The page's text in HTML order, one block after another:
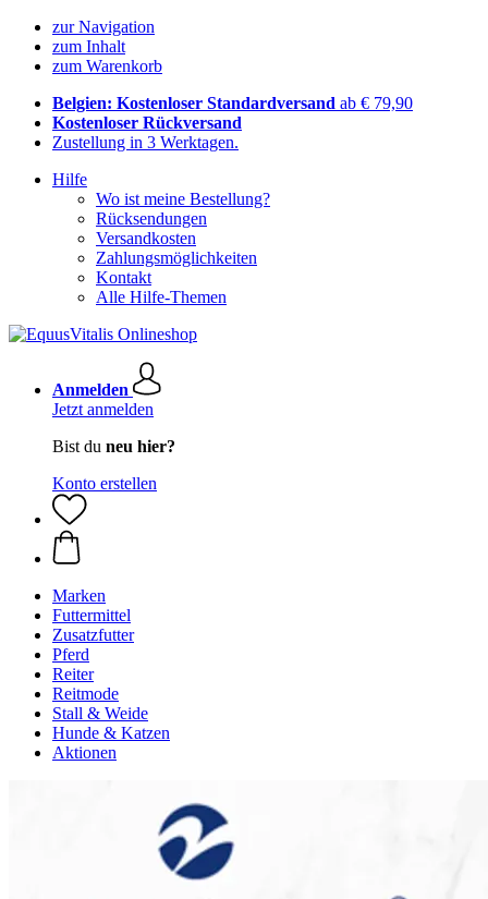
zur Navigation
zum Inhalt
zum Warenkorb
Belgien: Kostenloser Standardversand ab € 79,90
Kostenloser Rückversand
Zustellung in 3 Werktagen.
Hilfe
Wo ist meine Bestellung?
Rücksendungen
Versandkosten
Zahlungsmöglichkeiten
Kontakt
Alle Hilfe-Themen
Anmelden
Jetzt anmelden
Bist du neu hier?
Konto erstellen
Marken
Futtermittel
Zusatzfutter
Pferd
Reiter
Reitmode
Stall & Weide
Hunde & Katzen
Aktionen